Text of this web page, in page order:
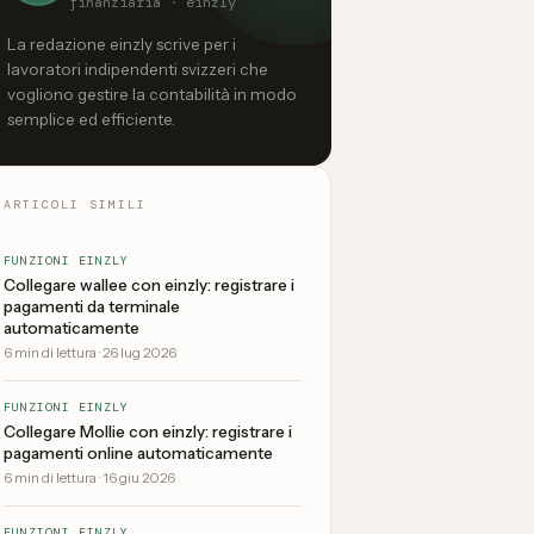
La redazione einzly scrive per i
lavoratori indipendenti svizzeri che
vogliono gestire la contabilità in modo
semplice ed efficiente.
ARTICOLI SIMILI
FUNZIONI EINZLY
Collegare wallee con einzly: registrare i
pagamenti da terminale
automaticamente
6 min di lettura ·26 lug 2026
FUNZIONI EINZLY
Collegare Mollie con einzly: registrare i
pagamenti online automaticamente
6 min di lettura · 16 giu 2026